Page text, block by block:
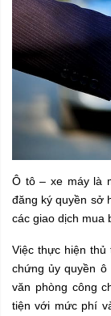
Ô tô – xe máy là
đăng ký quyền sở
các giao dịch mua
Việc thực hiện thủ
chứng ủy quyền
văn phòng công
tiện với mức phí